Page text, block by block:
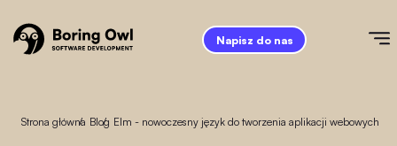
Napisz do nas
Strona główna
/ Blog
/ Elm - nowoczesny język do tworzenia aplikacji webowych